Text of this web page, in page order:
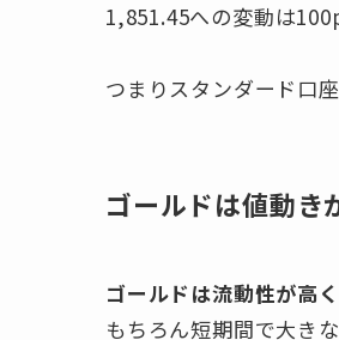
1,851.45への変動は
つまりスタンダード口
ゴールドは値動き
ゴールドは流動性が高
もちろん短期間で大き